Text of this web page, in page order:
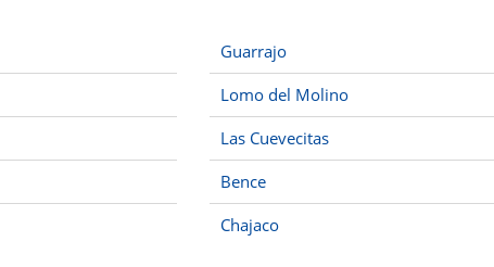
Guarrajo
Lomo del Molino
Las Cuevecitas
Bence
Chajaco